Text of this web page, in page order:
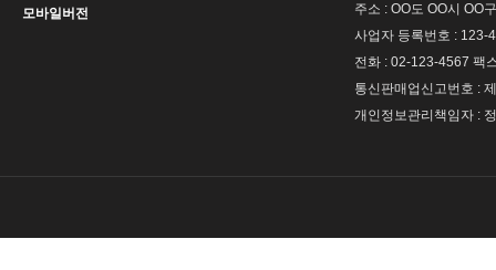
모바일버전
주소 : OO도 OO시 OO
사업자 등록번호 : 123-
전화 : 02-123-4567 팩
통신판매업신고번호 :
개인정보관리책임자 :